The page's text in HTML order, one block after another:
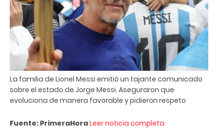
La familia de Lionel Messi emitió un tajante comunicado
sobre el estado de Jorge Messi. Aseguraron que
evoluciona de manera favorable y pidieron respeto
Fuente: PrimeraHoraLeer noticia completa